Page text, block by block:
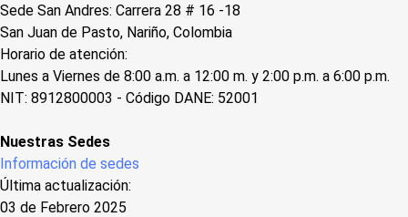
Sede San Andres: Carrera 28 # 16 -18
San Juan de Pasto, Nariño, Colombia
Horario de atención:
Lunes a Viernes de 8:00 a.m. a 12:00 m. y 2:00 p.m. a 6:00 p.m.
NIT: 8912800003 - Código DANE: 52001
Nuestras Sedes
Información de sedes
Última actualización:
03 de Febrero 2025